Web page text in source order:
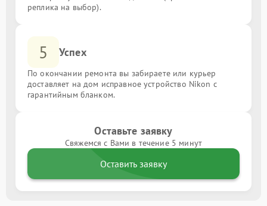
реплика на выбор).
5 Успех
По окончании ремонта вы забираете или курьер
доставляет на дом исправное устройство Nikon с
гарантийным бланком.
Оставьте заявку
Свяжемся с Вами в течение 5 минут
Оставить заявку